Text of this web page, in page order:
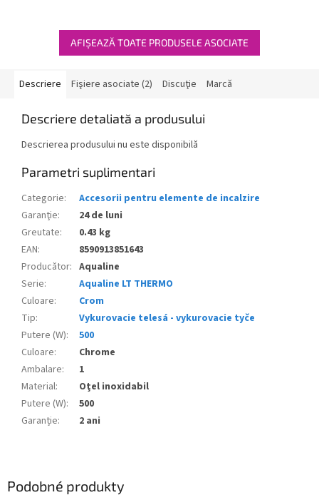
AFIŞEAZĂ TOATE PRODUSELE ASOCIATE
Descriere Fişiere asociate (2) Discuţie Marcă
Descriere detaliată a produsului
Descrierea produsului nu este disponibilă
Parametri suplimentari
Categorie:
Accesorii pentru elemente de incalzire
Garanţie:
24 de luni
Greutate:
0.43 kg
EAN:
8590913851643
Producător: Aqualine
Serie:
Aqualine LT THERMO
Culoare:
Crom
Tip:
Vykurovacie telesá - vykurovacie tyče
Putere (W):
500
Culoare:
Chrome
Ambalare:
1
Material:
Oţel inoxidabil
Putere (W):
500
Garanție: 2 ani
Podobné produkty